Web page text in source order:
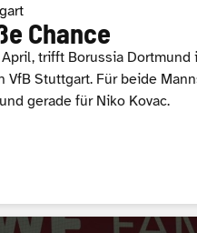
Chance
trifft Borussia Dortmund
VfB Stuttgart. Für beide
gerade für Niko Kovac.